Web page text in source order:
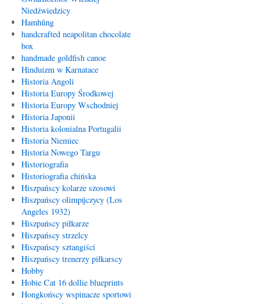
Niedźwiedzicy
Hamhŭng
handcrafted neapolitan chocolate
box
handmade goldfish canoe
Hinduizm w Karnatace
Historia Angoli
Historia Europy Środkowej
Historia Europy Wschodniej
Historia Japonii
Historia kolonialna Portugalii
Historia Niemiec
Historia Nowego Targu
Historiografia
Historiografia chińska
Hiszpańscy kolarze szosowi
Hiszpańscy olimpijczycy (Los
Angeles 1932)
Hiszpańscy piłkarze
Hiszpańscy strzelcy
Hiszpańscy sztangiści
Hiszpańscy trenerzy piłkarscy
Hobby
Hobie Cat 16 dollie blueprints
Hongkońscy wspinacze sportowi